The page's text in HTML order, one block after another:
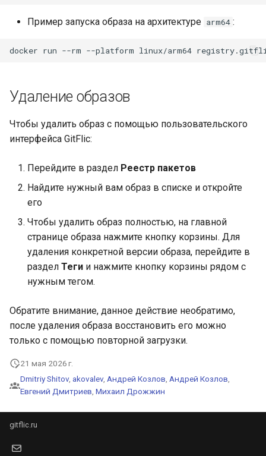
Пример запуска образа на архитектуре arm64 :
docker run --rm --platform linux/arm64
Удаление образов
Чтобы удалить образ с помощью пользовательского
интерфейса GitFlic:
Перейдите в раздел Реестр пакетов
Найдите нужный вам образ в списке и откройте
его
Чтобы удалить образ полностью, на главной
странице образа нажмите кнопку корзины. Для
удаления конкретной версии образа, перейдите в
раздел Теги и нажмите кнопку корзины рядом с
нужным тегом.
Обратите внимание, данное действие необратимо,
после удаления образа восстановить его можно
только с помощью повторной загрузки.
21 мая 2026 г.
Dmitriy Shitov, akovalev, Андрей Козлов, Андрей Козлов,
Евгений Дмитриев, Михаил Дрожжин
gitflic.ru